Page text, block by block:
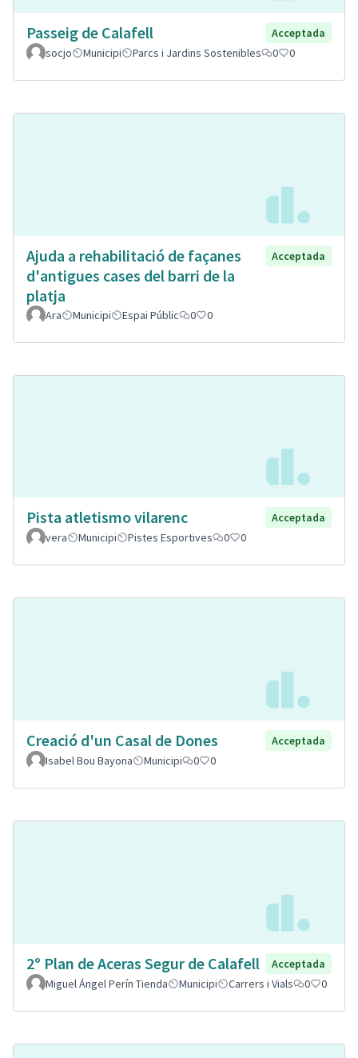
Passeig de Calafell
Acceptada
socjo
Municipi Parcs i Jardins Sostenibles 0 0
Ajuda a rehabilitació de façanes
d'antigues cases del barri de la
platja
Acceptada
Ara Municipi Espai Públic 0 0
Pista atletismo vilarenc
Acceptada
vera
Municipi Pistes Esportives 0 0
Creació d'un Casal de Dones
Acceptada
Isabel Bou Bayona
Municipi 0 0
2º Plan de Aceras Segur de Calafell
Acceptada
Miguel Ángel Perín Tienda
Municipi Carrers i Vials 0 0